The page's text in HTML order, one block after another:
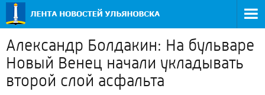
Александр Болдакин: На бульваре
Новый Венец начали укладывать
второй слой асфальта